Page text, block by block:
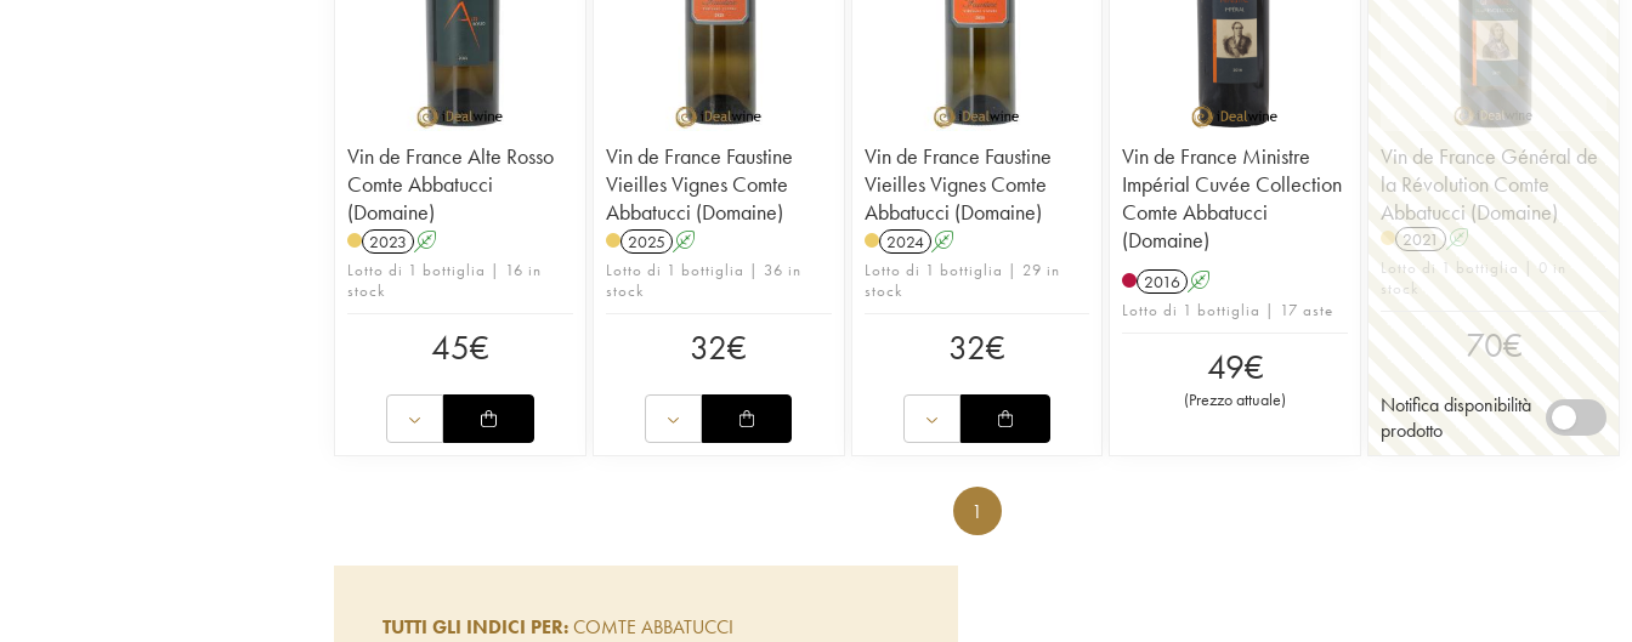
Vin de France Alte Rosso
Comte Abbatucci
(Domaine)
2023 A
Lotto di 1 bottiglia | 16 in
stock
45€
Vin de France Faustine
Vieilles Vignes Comte
Abbatucci (Domaine)
2025 A
Lotto di 1 bottiglia | 36 in
stock
32€
Vin de France Faustine
Vieilles Vignes Comte
Abbatucci (Domaine)
2024 A
Lotto di 1 bottiglia | 29 in
stock
32€
Vin de France Ministre
Impérial Cuvée Collection
Comte Abbatucci
(Domaine)
2016 A
Lotto di 1 bottiglia | 17 aste
49€
(Prezzo attuale)
Vin de France Général de
la Révolution Comte
Abbatucci (Domaine)
2021 A
Lotto di 1 bottiglia | 0 in
stock
70€
Notifica disponibilità
prodotto
1
TUTTI GLI INDICI PER:COMTE ABBATUCCI